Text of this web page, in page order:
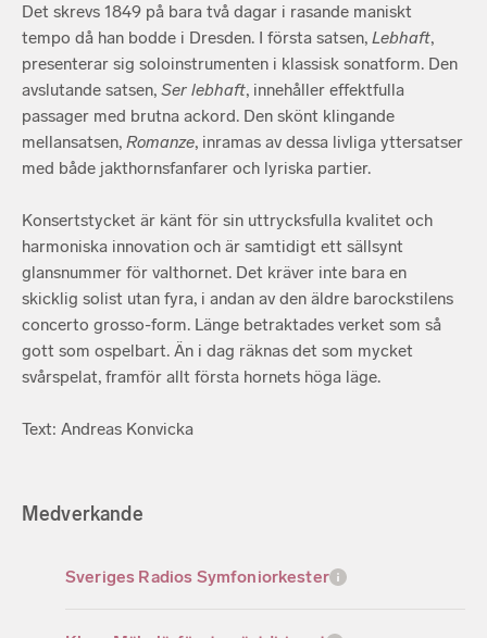
Det skrevs 1849 på bara två dagar i rasande maniskt
tempo då han bodde i Dresden. I första satsen, Lebhaft,
presenterar sig soloinstrumenten i klassisk sonatform. Den
avslutande satsen, Ser lebhaft, innehåller effektfulla
passager med brutna ackord. Den skönt klingande
mellansatsen, Romanze, inramas av dessa livliga yttersatser
med både jakthornsfanfarer och lyriska partier.
Konsertstycket är känt för sin uttrycksfulla kvalitet och
harmoniska innovation och är samtidigt ett sällsynt
glansnummer för valthornet. Det kräver inte bara en
skicklig solist utan fyra, i andan av den äldre barockstilens
concerto grosso-form. Länge betraktades verket som så
gott som ospelbart. Än i dag räknas det som mycket
svårspelat, framför allt första hornets höga läge.
Text: Andreas Konvicka
Medverkande
Sveriges Radios Symfoniorkester